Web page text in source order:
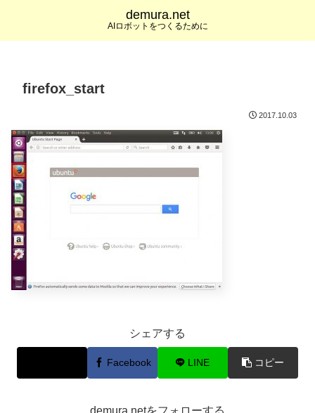
demura.net
AIロボットをつくるために
firefox_start
2017.10.03
シェアする
Facebook LINE コピー
demura.netをフォローする